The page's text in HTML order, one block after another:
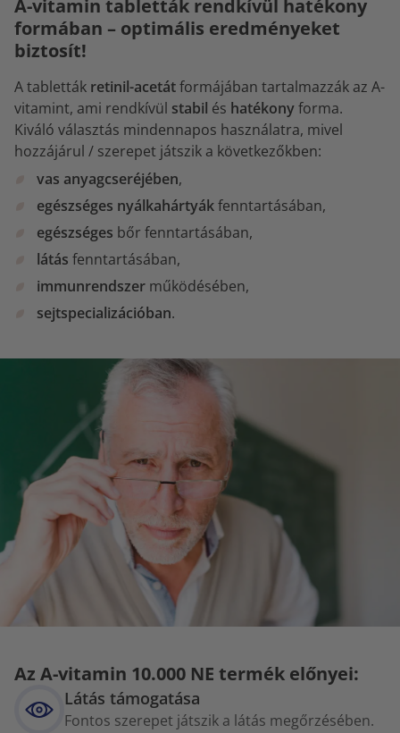
A-vitamin tabletták rendkívül hatékony
formában – optimális eredményeket
biztosít!
A tabletták retinil-acetátformájában tartalmazzák az A-
vitamint, ami rendkívül stabil és hatékonyforma.
Kiváló választás mindennapos használatra, mivel
hozzájárul / szerepet játszik a következőkben:
vas anyagcseréjében,
egészséges nyálkahártyákfenntartásában,
egészséges bőr fenntartásában,
látás fenntartásában,
immunrendszer működésében,
sejtspecializációban.
Az A-vitamin 10.000 NE termék előnyei:
Látás támogatása
Fontos szerepet játszik a látás megőrzésében.